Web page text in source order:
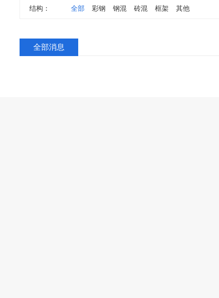
结构： 全部 彩钢 钢混 砖混 框架 其他
全部消息